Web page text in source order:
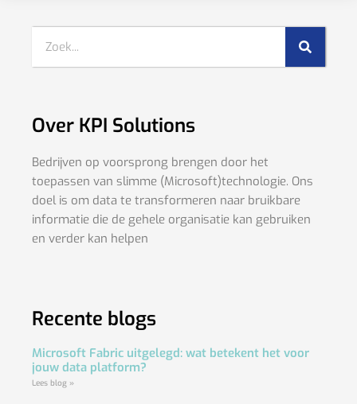
Over KPI Solutions
Bedrijven op voorsprong brengen door het
toepassen van slimme (Microsoft)technologie. Ons
doel is om data te transformeren naar bruikbare
informatie die de gehele organisatie kan gebruiken
en verder kan helpen
Recente blogs
Microsoft Fabric uitgelegd: wat betekent het voor
jouw data platform?
Lees blog »